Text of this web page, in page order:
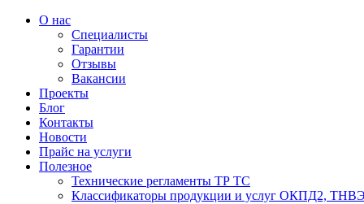
О нас
Специалисты
Гарантии
Отзывы
Вакансии
Проекты
Блог
Контакты
Новости
Прайс на услуги
Полезное
Технические регламенты ТР ТС
Классификаторы продукции и услуг ОКПД2,